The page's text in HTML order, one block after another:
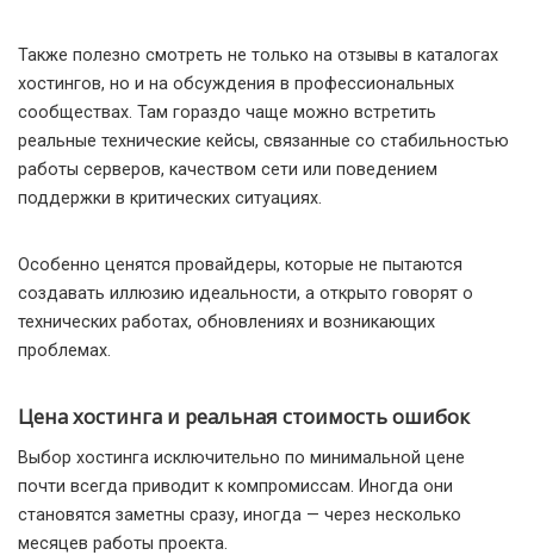
Также полезно смотреть не только на отзывы в каталогах
хостингов, но и на обсуждения в профессиональных
сообществах. Там гораздо чаще можно встретить
реальные технические кейсы, связанные со стабильностью
работы серверов, качеством сети или поведением
поддержки в критических ситуациях.
Особенно ценятся провайдеры, которые не пытаются
создавать иллюзию идеальности, а открыто говорят о
технических работах, обновлениях и возникающих
проблемах.
Цена хостинга и реальная стоимость ошибок
Выбор хостинга исключительно по минимальной цене
почти всегда приводит к компромиссам. Иногда они
становятся заметны сразу, иногда — через несколько
месяцев работы проекта.